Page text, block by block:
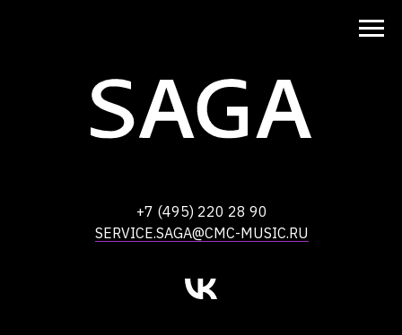
+7 (495) 220 28 90
SERVICE.SAGA@CMC-MUSIC.RU